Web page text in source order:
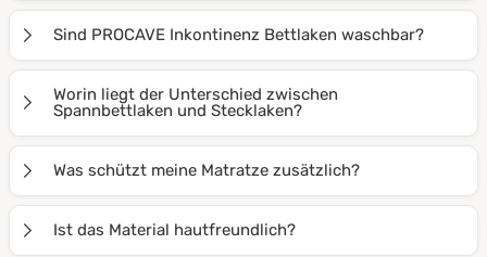
besonders bei Inkontinenz oder im Pflegebereich.
Sind PROCAVE Inkontinenz Bettlaken waschbar?
waschbar, formstabil und behalten ihre wasserdichte
Funktion auch nach vielen Wäschen.
Worin liegt der Unterschied zwischen
Spannbettlaken und Stecklaken?
zu wechseln.
Was schützt meine Matratze zusätzlich?
Ist das Material hautfreundlich?